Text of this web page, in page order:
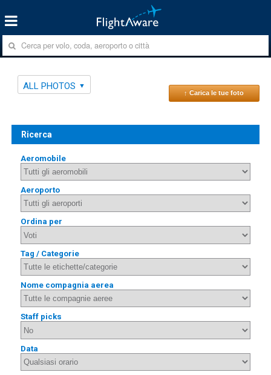
ALL PHOTOS
↑ Carica le tue foto
Ricerca
Aeromobile
Aeroporto
Ordina per
Tag / Categorie
Nome compagnia aerea
Staff picks
Data